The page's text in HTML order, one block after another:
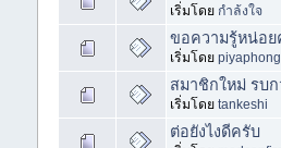
เริ่มโดย กำล้งใจ
ขอความรู้หน่อย
เริ่มโดย piyaphong
สมาชิกใหม่ รบ
เริ่มโดย tankeshi
ต่อยังไงดีครับ